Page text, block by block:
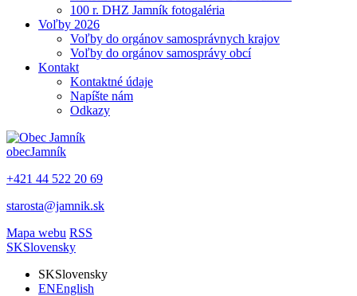
100 r. DHZ Jamník fotogaléria
Voľby 2026
Voľby do orgánov samosprávnych krajov
Voľby do orgánov samosprávy obcí
Kontakt
Kontaktné údaje
Napíšte nám
Odkazy
obecJamník
+421 44 522 20 69
starosta@jamnik.sk
Mapa webu RSS
SKSlovensky
SKSlovensky
ENEnglish